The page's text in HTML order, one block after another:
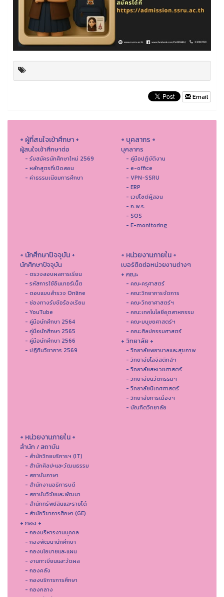
Email
+ ผู้ที่สนใจเข้าศึกษา +
ผู้สนใจเข้าศึกษาต่อ
- รับสมัครนักศึกษาใหม่ 2569
- หลักสูตรที่เปิดสอน
- ค่าธรรมเนียมการศึกษา
+ บุคลากร +
บุคลากร
- คู่มือปฏิบัติงาน
- e-office
- VPN-SSRU
- ERP
- เวปไซต์ผู้สอน
- ก.พ.ร.
- SOS
- E-monitoring
+ นักศึกษาปัจจุบัน +
นักศึกษาปัจจุบัน
- ตรวจสอบผลการเรียน
- รหัสการใช้อินเทอร์เน็ต
- ตอบแบบสำรวจ Online
- ช่องทางรับข้อร้องเรียน
- YouTube
- คู่มือนักศึกษา 2564
- คู่มือนักศึกษา 2565
- คู่มือนักศึกษา 2566
- ปฏิทินวิชาการ 2569
+ หน่วยงานภายใน +
เบอร์ติดต่อหน่วยงานต่างๆ
+ คณะ
- คณะครุศาสตร์
- คณะวิทยาการจัดการ
- คณะวิทยาศาสตร์ฯ
- คณะเทคโนโลยีอุตสาหกรรม
- คณะมนุษยศาสตร์ฯ
- คณะศิลปกรรมศาสตร์
+ วิทยาลัย +
- วิทยาลัยพยาบาลและสุขภาพ
- วิทยาลัยโลจิสติกส์ฯ
- วิทยาลัยสหเวชศาสตร์
- วิทยาลัยนวัตกรรมฯ
- วิทยาลัยนิเทศศาสตร์
- วิทยาลัยการเมืองฯ
- บัณฑิตวิทยาลัย
+ หน่วยงานภายใน +
สำนัก / สถาบัน
- สำนักวิทยบริการฯ (IT)
- สํานักศิลปะและวัฒนธรรม
- สถาบันภาษา
- สำนักงานอธิการบดี
- สถาบันวิจัยและพัฒนา
- สำนักทรัพย์สินและรายได้
- สำนักวิชาการศึกษา (GE)
+ กอง +
- กองบริหารงานบุคคล
- กองพัฒนานักศึกษา
- กองนโยบายและแผน
- งานทะเบียนและวัดผล
- กองคลัง
- กองบริการการศึกษา
- กองกลาง